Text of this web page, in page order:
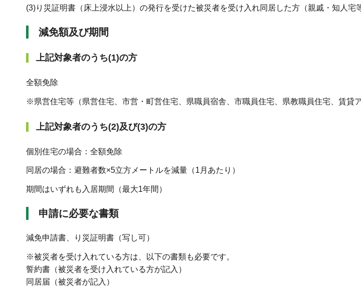
(3)り災証明書（床上浸水以上）の発行を受けた被災者を受け入れ同居した方（親戚・知人宅
減免額及び期間
上記対象者のうち(1)の方
全額免除
※県営住宅等（県営住宅、市営・町営住宅、県職員宿舎、市職員住宅、県教職員住宅、賃貸
上記対象者のうち(2)及び(3)の方
個別住宅の場合：全額免除
同居の場合：避難者数×5立方メートルを減量（1月あたり）
期間はいずれも入居期間（最大1年間）
申請に必要な書類
減免申請書、り災証明書（写し可）
※被災者を受け入れている方は、以下の書類も必要です。
誓約書（被災者を受け入れている方が記入）
同居届（被災者が記入）